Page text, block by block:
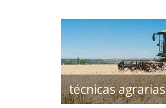
técnicas agrarias